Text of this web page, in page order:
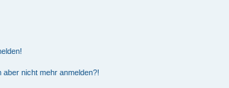
nicht mehr anmelden?!